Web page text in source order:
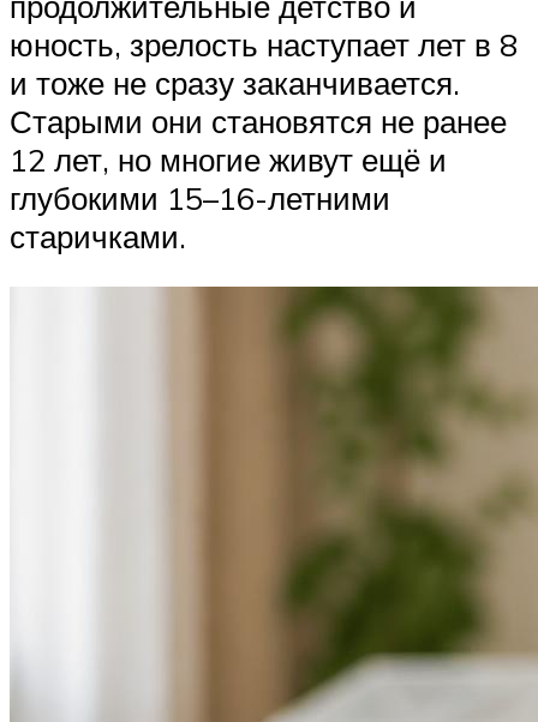
юность, зрелость наступает лет в 8
и тоже не сразу заканчивается.
Старыми они становятся не ранее
12 лет, но многие живут ещё и
глубокими 15–16-летними
старичками.